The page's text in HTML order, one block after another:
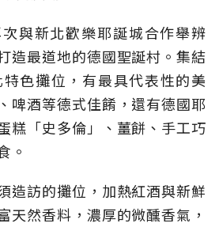
與新北歡樂耶誕城合作舉辨
造最道地的德國聖誕村。集結
色攤位，有最具代表性的美
啤酒等德式佳餚，還有德國耶
糕「史多倫」、薑餅、手工巧
。
造訪的攤位，加熱紅酒與新鮮
天然香料，濃厚的微醺香氣，